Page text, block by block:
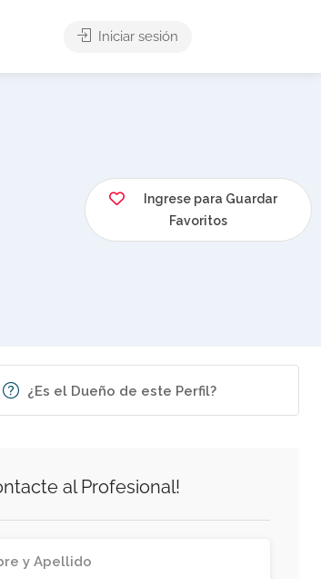
Iniciar sesión
Ingrese para Guardar
Favoritos
¿Es el Dueño de este Perfil?
al Profesional!